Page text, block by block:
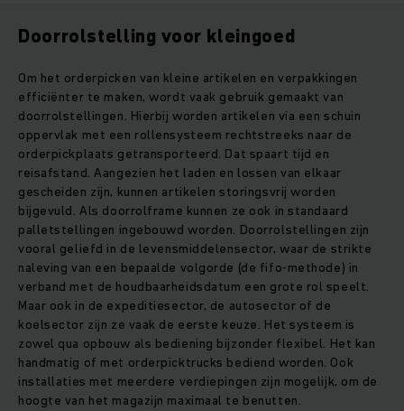
Doorrolstelling voor kleingoed
Om het orderpicken van kleine artikelen en verpakkingen
efficiënter te maken, wordt vaak gebruik gemaakt van
doorrolstellingen. Hierbij worden artikelen via een schuin
oppervlak met een rollensysteem rechtstreeks naar de
orderpickplaats getransporteerd. Dat spaart tijd en
reisafstand. Aangezien het laden en lossen van elkaar
gescheiden zijn, kunnen artikelen storingsvrij worden
bijgevuld. Als doorrolframe kunnen ze ook in standaard
palletstellingen ingebouwd worden. Doorrolstellingen zijn
vooral geliefd in de levensmiddelensector, waar de strikte
naleving van een bepaalde volgorde (de fifo-methode) in
verband met de houdbaarheidsdatum een grote rol speelt.
Maar ook in de expeditiesector, de autosector of de
koelsector zijn ze vaak de eerste keuze. Het systeem is
zowel qua opbouw als bediening bijzonder flexibel. Het kan
handmatig of met orderpicktrucks bediend worden. Ook
installaties met meerdere verdiepingen zijn mogelijk, om de
hoogte van het magazijn maximaal te benutten.